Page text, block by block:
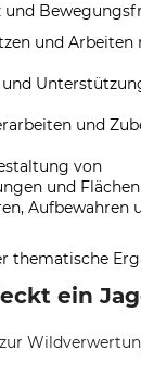
und
und Arbeiten
und
von
und Flächen
Aufbewahren
thematische
ein